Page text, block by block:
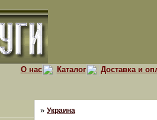
О нас Каталог Доставка и
» Украина